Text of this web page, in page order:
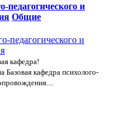
педагогического и
Общие
кафедра!
кафедра психолого-